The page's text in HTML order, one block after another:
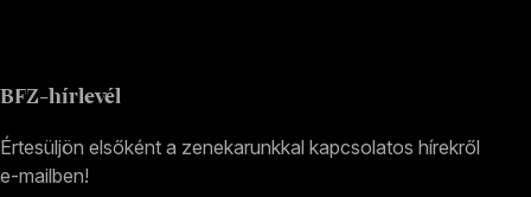
BFZ-hírlevél
Értesüljön elsőként a zenekarunkkal kapcsolatos hírekről
e-mailben!